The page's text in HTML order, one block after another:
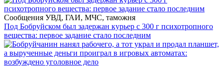
Сообщения УВД, ГАИ, МЧС, таможня
Под Бобруйском был задержан курьер с 300 г психотропного
вещества: первое задание стало последним